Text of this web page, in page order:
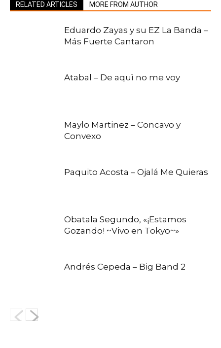
RELATED ARTICLES MORE FROM AUTHOR
Eduardo Zayas y su EZ La Banda –
Más Fuerte Cantaron
Atabal – De aquì no me voy
Maylo Martinez – Concavo y
Convexo
Paquito Acosta – Ojalá Me Quieras
Obatala Segundo, «¡Estamos
Gozando! ~Vivo en Tokyo~»
Andrés Cepeda – Big Band 2